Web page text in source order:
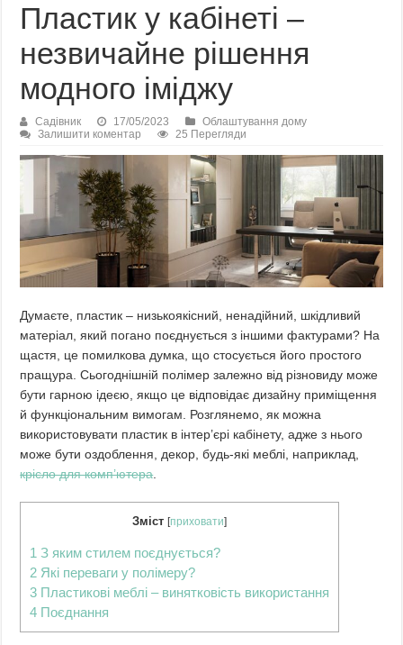
Пластик у кабінеті –
незвичайне рішення
модного іміджу
Садівник 17/05/2023
Облаштування дому
Залишити коментар
25 Перегляди
Думаєте, пластик – низькоякісний, ненадійний, шкідливий
матеріал, який погано поєднується з іншими фактурами? На
щастя, це помилкова думка, що стосується його простого
пращура. Сьогоднішній полімер залежно від різновиду може
бути гарною ідеєю, якщо це відповідає дизайну приміщення
й функціональним вимогам. Розглянемо, як можна
використовувати пластик в інтер’єрі кабінету, адже з нього
може бути оздоблення, декор, будь-які меблі, наприклад,
крісло для комп’ютера.
Зміст [приховати]
1 З яким стилем поєднується?
2 Які переваги у полімеру?
3 Пластикові меблі – винятковість використання
4 Поєднання